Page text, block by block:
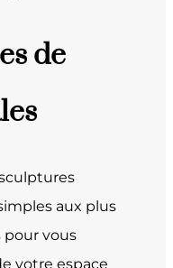
de
aux plus
pour vous
votre espace